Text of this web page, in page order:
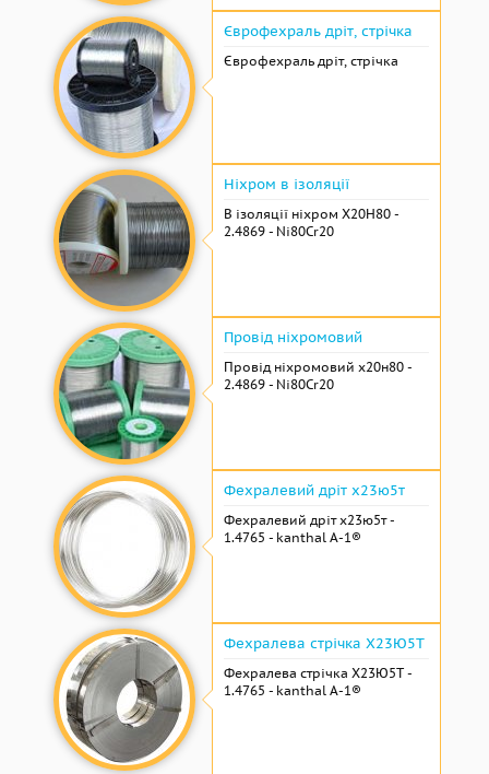
Єврофехраль дріт, стрічка
Єврофехраль дріт, стрічка
Ніхром в ізоляції
В ізоляції ніхром Х20Н80 -
2.4869 - Ni80Cr20
Провід ніхромовий
Провід ніхромовий х20н80 -
2.4869 - Ni80Cr20
Фехралевий дріт х23ю5т
Фехралевий дріт х23ю5т -
1.4765 - kanthal A-1®
Фехралева стрічка Х23Ю5Т
Фехралева стрічка Х23Ю5Т -
1.4765 - kanthal A-1®